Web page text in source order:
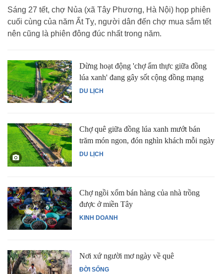
Sáng 27 tết, chợ Nủa (xã Tây Phương, Hà Nội) họp phiên
cuối cùng của năm Ất Tỵ, người dân đến chợ mua sắm tết
nên cũng là phiên đông đúc nhất trong năm.
DU LỊCH
Dừng hoạt động 'chợ ẩm thực giữa đồng
lúa xanh' đang gây sốt cộng đồng mạng
DU LỊCH
Chợ quê giữa đồng lúa xanh mướt bán
trăm món ngon, đón nghìn khách mỗi ngày
KINH DOANH
Chợ ngồi xổm bán hàng của nhà trồng
được ở miền Tây
ĐỜI SỐNG
Nơi xứ người mơ ngày về quê